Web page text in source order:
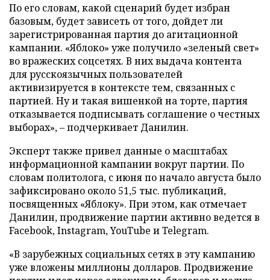
По его словам, какой сценарий будет избран
базовым, будет зависеть от того, дойдет ли
зарегистрированная партия до агитационной
кампании. «Яблоко» уже получило «зеленый свет»
во вражеских соцсетях. В них выдача контента
для русскоязычных пользователей
активизируется в контексте тем, связанных с
партией. Ну и такая вишенкой на торте, партия
отказывается подписывать соглашение о честных
выборах», – подчеркивает Данилин.
Эксперт также привел данные о масштабах
информационной кампании вокруг партии. По
словам политолога, с июня по начало августа было
зафиксировано около 51,5 тыс. публикаций,
посвященных «Яблоку». При этом, как отмечает
Данилин, продвижение партии активно ведется в
Facebook, Instagram, YouTube и Telegram.
«В зарубежных социальных сетях в эту кампанию
уже вложены миллионы долларов. Продвижение